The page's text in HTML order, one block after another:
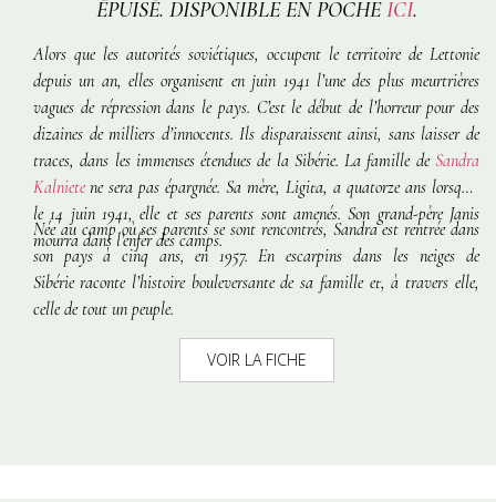
ÉPUISÉ. DISPONIBLE EN POCHEICI.
Alors que les autorités soviétiques, occupent le territoire de Lettonie
depuis un an, elles organisent en juin 1941 l’une des plus meurtrières
vagues de répression dans le pays. C’est le début de l’horreur pour des
dizaines de milliers d’innocents. Ils disparaissent ainsi, sans laisser de
traces, dans les immenses étendues de la Sibérie. La famille de Sandra
Kalnietene sera pas épargnée. Sa mère, Ligita, a quatorze ans lorsque,
le 14 juin 1941, elle et ses parents sont amenés. Son grand-père Janis
mourra dans l’enfer des camps.
Née au camp où ses parents se sont rencontrés, Sandra est rentrée dans
son pays à cinq ans, en 1957. En escarpins dans les neiges de
Sibérie raconte l’histoire bouleversante de sa famille et, à travers elle,
celle de tout un peuple.
VOIR LA FICHE